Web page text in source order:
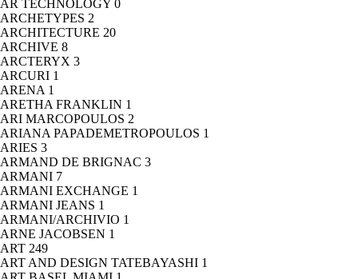
AR TECHNOLOGY 0
ARCHETYPES 2
ARCHITECTURE 20
ARCHIVE 8
ARCTERYX 3
ARCURI 1
ARENA 1
ARETHA FRANKLIN 1
ARI MARCOPOULOS 2
ARIANA PAPADEMETROPOULOS 1
ARIES 3
ARMAND DE BRIGNAC 3
ARMANI 7
ARMANI EXCHANGE 1
ARMANI JEANS 1
ARMANI/ARCHIVIO 1
ARNE JACOBSEN 1
ART 249
ART AND DESIGN TATEBAYASHI 1